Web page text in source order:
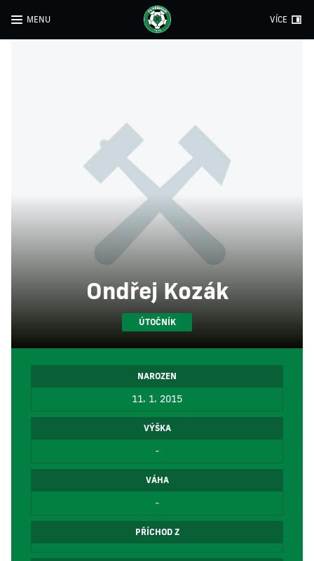
MENU VÍCE
Ondřej Kozák
ÚTOČNÍK
NAROZEN
11. 1. 2015
VÝŠKA
-
VÁHA
-
PŘÍCHOD Z